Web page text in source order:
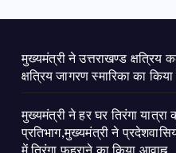
मुख्यमंत्री ने उत्तराखण्ड क्षत्रिय
क्षत्रिय जागरण स्मारिका का
मुख्यमंत्री ने हर घर तिरंगा यात्रा
प्रतिभाग,मुख्यमंत्री ने